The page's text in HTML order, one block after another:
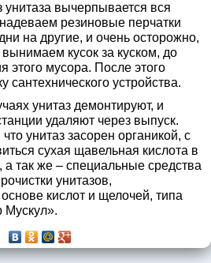
унитаза вычерпывается вся
резиновые перчатки
на другие, и очень осторожно,
кусок за куском, до
этого мусора. После этого
сантехнического устройства.
унитаз демонтируют, и
удаляют через выпуск.
унитаз засорен органикой, с
сухая щавельная кислота в
так же – специальные средства
унитазов,
кислот и щелочей, типа
Мускул».